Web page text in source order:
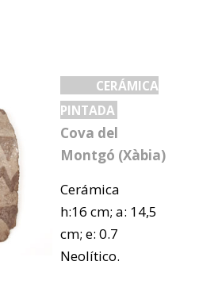
CERÁMICA
PINTADA
Cova del
Montgó (Xàbia)
Cerámica
h:16 cm; a: 14,5
cm; e: 0.7
Neolítico.